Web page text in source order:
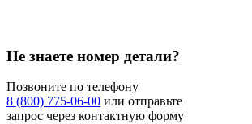
Не знаете номер детали?
Позвоните по телефону
8 (800) 775-06-00 или отправьте
запрос через контактную форму